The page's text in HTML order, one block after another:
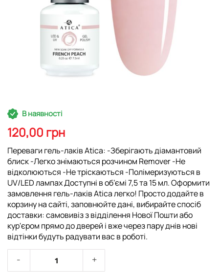
Перейти
до
початку
галереї
зображень
В наявності
120,00 грн
Переваги гель-лаків Atica: -Зберігають діамантовий
блиск -Легко знімаються розчином Remover -Не
відколюються -Не тріскаються -Полімеризуються в
UV/LED лампах Доступні в об’ємі 7,5 та 15 мл. Оформити
замовлення гель-лаків Atica легко! Просто додайте в
корзину на сайті, заповнюйте дані, вибирайте спосіб
доставки: самовивіз з відділення Нової Пошти або
кур'єром прямо до дверей і вже через пару днів нові
відтінки будуть радувати вас в роботі.